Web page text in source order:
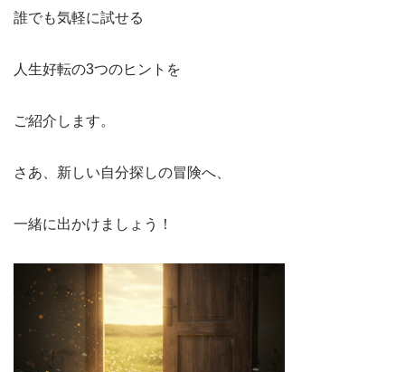
誰でも気軽に試せる
人生好転の3つのヒントを
ご紹介します。
さあ、新しい自分探しの冒険へ、
一緒に出かけましょう！